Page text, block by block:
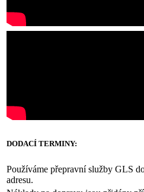
DODACÍ TERMINY:
Používáme přepravní služby GLS
adresu.